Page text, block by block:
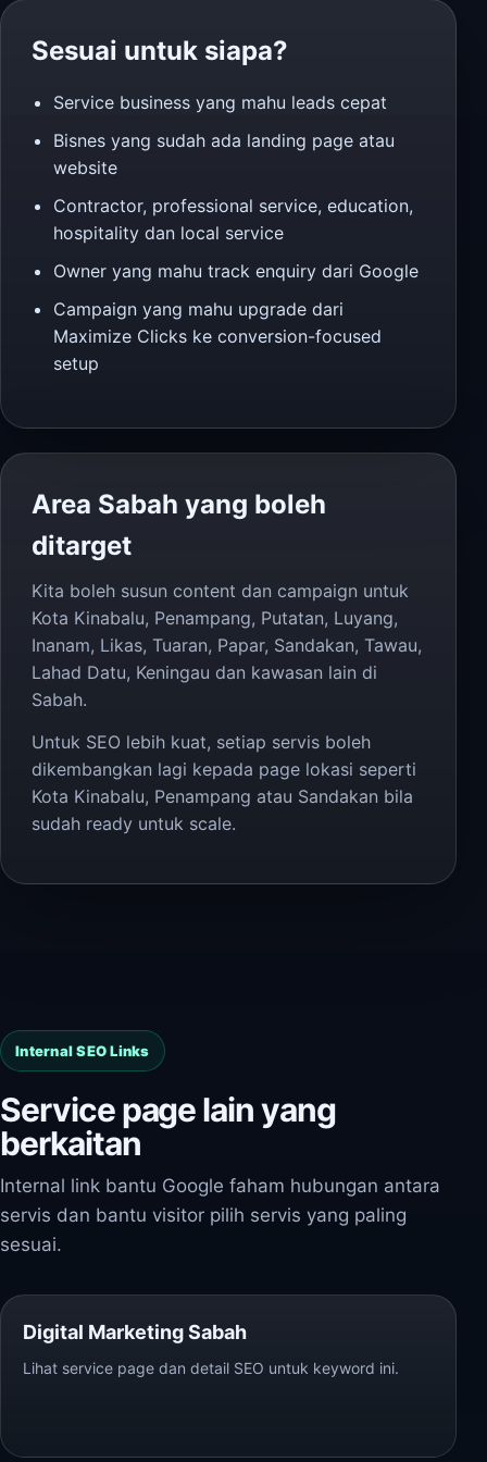
Sesuai untuk siapa?
Service business yang mahu leads cepat
Bisnes yang sudah ada landing page atau
website
Contractor, professional service, education,
hospitality dan local service
Owner yang mahu track enquiry dari Google
Campaign yang mahu upgrade dari
Maximize Clicks ke conversion-focused
setup
Area Sabah yang boleh
ditarget
Kita boleh susun content dan campaign untuk
Kota Kinabalu, Penampang, Putatan, Luyang,
Inanam, Likas, Tuaran, Papar, Sandakan, Tawau,
Lahad Datu, Keningau dan kawasan lain di
Sabah.
Untuk SEO lebih kuat, setiap servis boleh
dikembangkan lagi kepada page lokasi seperti
Kota Kinabalu, Penampang atau Sandakan bila
sudah ready untuk scale.
Internal SEO Links
Service page lain yang
berkaitan
Internal link bantu Google faham hubungan antara
servis dan bantu visitor pilih servis yang paling
sesuai.
Digital Marketing Sabah
Lihat service page dan detail SEO untuk keyword ini.